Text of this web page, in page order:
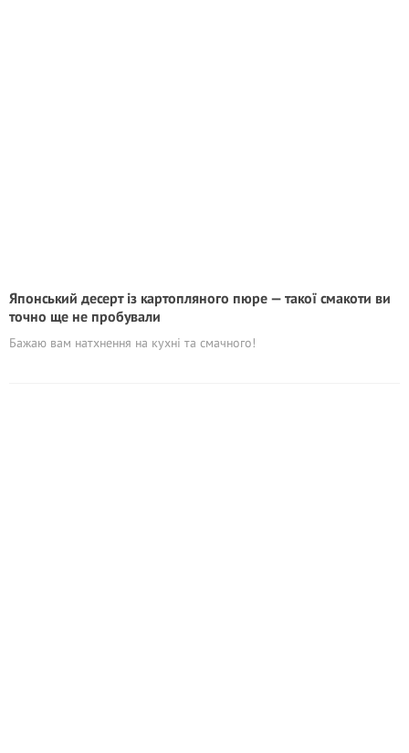
Японський десерт із картопляного пюре — такої смакоти ви
точно ще не пробували
Бажаю вам натхнення на кухні та смачного!